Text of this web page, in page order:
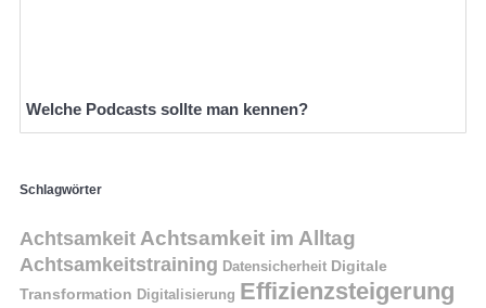
Welche Podcasts sollte man kennen?
Schlagwörter
Achtsamkeit Achtsamkeit im Alltag
Achtsamkeitstraining Datensicherheit Digitale
Transformation Digitalisierung Effizienzsteigerung